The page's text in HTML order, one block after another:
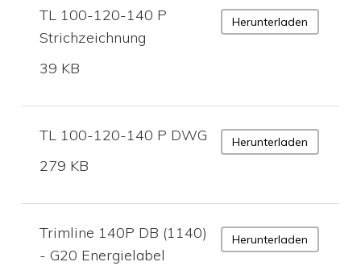
TL 100-120-140 P
Strichzeichnung
39 KB
Herunterladen
TL 100-120-140 P DWG
279 KB
Herunterladen
Trimline 140P DB (1140)
- G20 Energielabel
Herunterladen